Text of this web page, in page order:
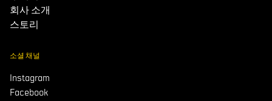
회사 소개
스토리
소셜 채널
Instagram
Facebook